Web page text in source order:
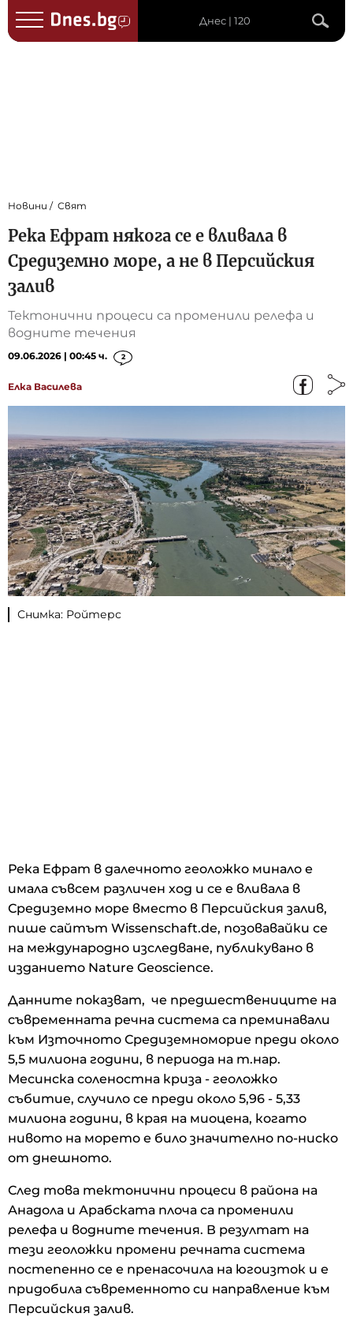
Днес | 120
Новини Свят
Река Ефрат някога се е вливала в
Средиземно море, а не в Персийския
залив
Тектонични процеси са променили релефа и
водните течения
09.06.2026 | 00:45 ч. 2
Елка Василева
Снимка: Ройтерс
Река Ефрат в далечното геоложко минало е
имала съвсем различен ход и се е вливала в
Средиземно море вместо в Персийския залив,
пише сайтът Wissenschaft.de, позовавайки се
на международно изследване, публикувано в
изданието Nature Geoscience.
Данните показват, че предшествениците на
съвременната речна система са преминавали
към Източното Средиземноморие преди около
5,5 милиона години, в периода на т.нар.
Месинска соленостна криза - геоложко
събитие, случило се преди около 5,96 - 5,33
милиона години, в края на миоцена, когато
нивото на морето е било значително по-ниско
от днешното.
След това тектонични процеси в района на
Анадола и Арабската плоча са променили
релефа и водните течения. В резултат на
тези геоложки промени речната система
постепенно се е пренасочила на югоизток и е
придобила съвременното си направление към
Персийския залив.